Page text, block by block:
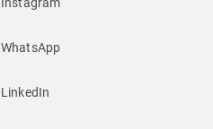
WhatsApp
LinkedIn